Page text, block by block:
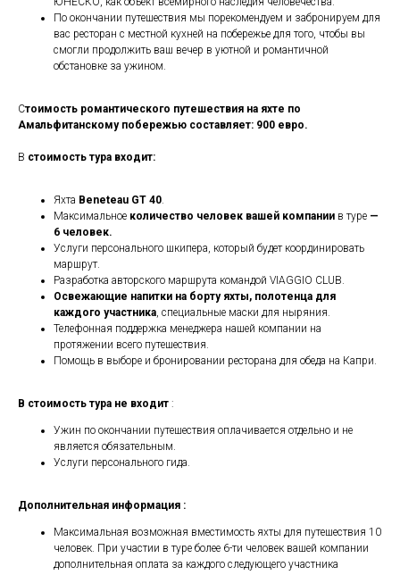
По окончании путешествия мы порекомендуем и забронируем для
вас ресторан с местной кухней на побережье для того, чтобы вы
смогли продолжить ваш вечер в уютной и романтичной
обстановке за ужином.
Стоимость романтического путешествия на яхте по
Амальфитанскому побережью составляет: 900 евро.
В стоимость тура входит:
Яхта Beneteau GT 40.
Максимальное количество человек вашей компании в туре —
6 человек.
Услуги персонального шкипера, который будет координировать
маршрут.
Разработка авторского маршрута командой VIAGGIO CLUB.
Освежающие напитки на борту яхты, полотенца для
каждого участника, специальные маски для ныряния.
Телефонная поддержка менеджера нашей компании на
протяжении всего путешествия.
Помощь в выборе и бронировании ресторана для обеда на Капри.
В стоимость тура не входит :
Ужин по окончании путешествия оплачивается отдельно и не
является обязательным.
Услуги персонального гида.
Дополнительная информация :
Максимальная возможная вместимость яхты для путешествия 10
человек. При участии в туре более 6-ти человек вашей компании
дополнительная оплата за каждого следующего участника